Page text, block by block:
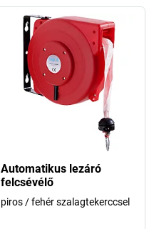
Automatikus lezáró
felcsévélő
piros / fehér szalagtekerccsel